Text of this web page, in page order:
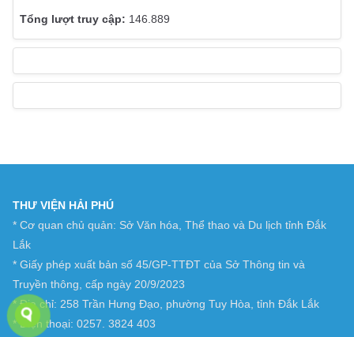
146.889
THƯ VIỆN HẢI PHÚ
* Cơ quan chủ quản: Sở Văn hóa, Thể thao và Du lịch tỉnh Đắk
Lắk
* Giấy phép xuất bản số 45/GP-TTĐT của Sở Thông tin và
Truyền thông, cấp ngày 20/9/2023
* Địa chỉ: 258 Trần Hưng Đạo, phường Tuy Hòa, tỉnh Đắk Lắk
* Điện thoại: 0257. 3824 403